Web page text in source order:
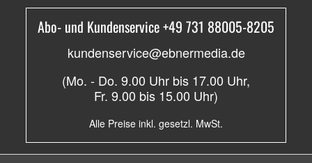
Abo- und Kundenservice +49 731 88005-8205
kundenservice@ebnermedia.de
(Mo. - Do. 9.00 Uhr bis 17.00 Uhr,
Fr. 9.00 bis 15.00 Uhr)
Alle Preise inkl. gesetzl. MwSt.